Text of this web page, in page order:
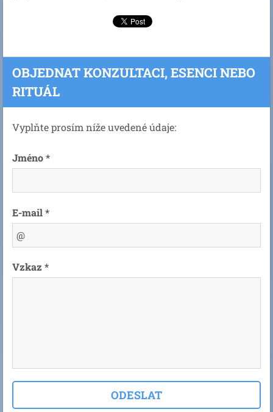
OBJEDNAT KONZULTACI, ESENCI NEBO
RITUÁL
Vyplňte prosím níže uvedené údaje:
Jméno *
E-mail *
Vzkaz *